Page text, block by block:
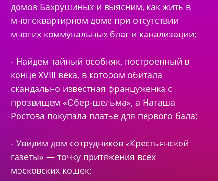
домов Бахрушиных и выясним, как жить в
многоквартирном доме при отсутствии
многих коммунальных благ и канализации;
- Найдем тайный особняк, построенный в
конце XVIII века, в котором обитала
скандально известная француженка с
прозвищем «Обер-шельма», а Наташа
Ростова покупала платье для первого бала;
- Увидим дом сотрудников «Крестьянской
газеты»— точку притяжения всех
московских кошек;